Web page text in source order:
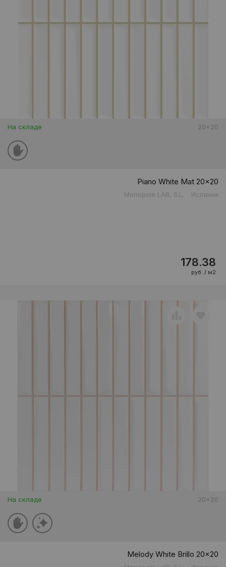
На складе 20x20
Piano White Mat 20x20
Monopole LAB, S.L. Испания
178.38
руб. / м2
На складе 20x20
Melody White Brillo 20x20